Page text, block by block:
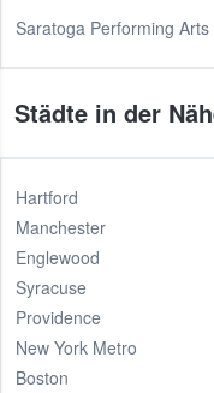
Saratoga Performing
Städte in der
Hartford
Manchester
Englewood
Syracuse
Providence
New York Metro
Boston